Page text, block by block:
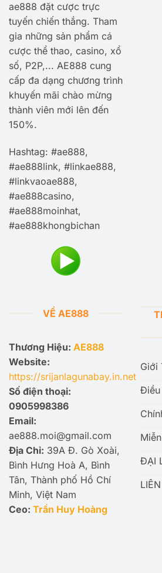
ae888 đặt cược trực
tuyến chiến thắng. Tham
gia những sản phẩm cá
cược thể thao, casino, xổ
số, P2P,... AE888 cung
cấp đa dạng chương trình
khuyến mãi chào mừng
thành viên mới lên đến
150%.
Hashtag: #ae888,
#ae888link, #linkae888,
#linkvaoae888,
#ae888casino,
#ae888moinhat,
#ae888khongbichan
VỀ AE888
Thương Hiệu: AE888
Website:
https://srijanlagunabay.in.net
Số điện thoại:
0905998386
Email:
ae888.moi@gmail.com
Địa Chỉ: 39A Đ. Gò Xoài,
Bình Hưng Hoà A, Bình
Tân, Thành phố Hồ Chí
Minh, Việt Nam
Ceo: Trần Huy Hoàng
Giới
Điều
ĐẠI